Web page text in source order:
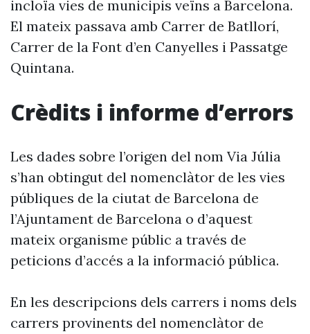
incloïa vies de municipis veïns a Barcelona.
El mateix passava amb Carrer de Batllorí,
Carrer de la Font d’en Canyelles i Passatge
Quintana.
Crèdits i informe d’errors
Les dades sobre l’origen del nom Via Júlia
s’han obtingut del nomenclàtor de les vies
públiques de la ciutat de Barcelona de
l’Ajuntament de Barcelona o d’aquest
mateix organisme públic a través de
peticions d’accés a la informació pública.
En les descripcions dels carrers i noms dels
carrers provinents del nomenclàtor de